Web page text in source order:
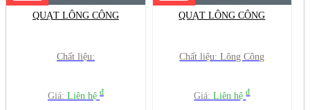
QUẠT LÔNG CÔNG
Chất liệu:
Giá: Liên hệ đ
QUẠT LÔNG CÔNG
Chất liệu: Lông Công
Giá:Liên hệđ